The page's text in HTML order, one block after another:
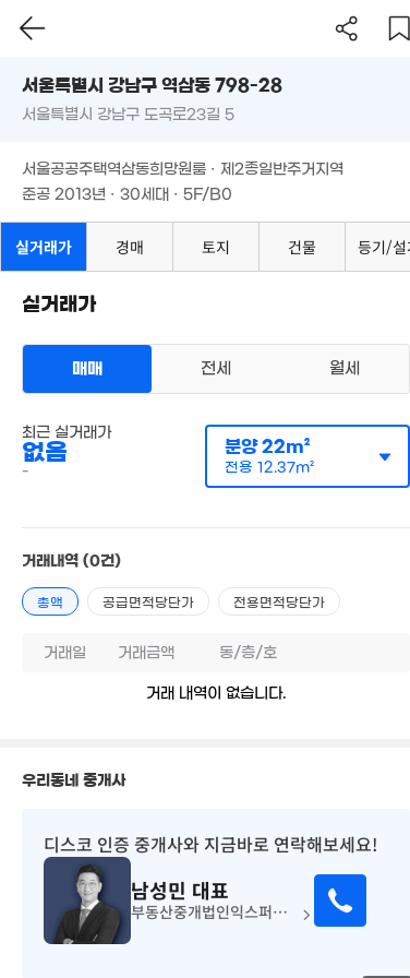
서울특별시 강남구 역삼동 798-28
서울특별시 강남구 도곡로23길 5
서울공공주택역삼동희망원룸 · 제2종일반주거지역
준공 2013년 · 30세대 · 5F/B0
실거래가 경매 토지 건물 등기/설
실거래가
매매 전세 월세
최근 실거래가
없음
-
분양22m²
전용 12.37m²
거래내역 (0건)
총액 공급면적당단가 전용면적당단가
거래일 거래금액 동/층/호
거래 내역이 없습니다.
우리동네 중개사
디스코 인증 중개사와 지금바로 연락해보세요!
남성민 대표
부동산중개법인익스퍼트(주)